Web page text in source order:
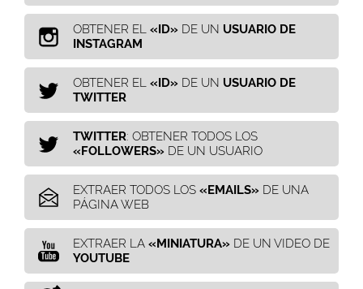
OBTENER EL «ID» DE UN USUARIO DE
INSTAGRAM
OBTENER EL «ID» DE UN USUARIO DE
TWITTER
TWITTER: OBTENER TODOS LOS
«FOLLOWERS» DE UN USUARIO
EXTRAER TODOS LOS «EMAILS» DE UNA
PÁGINA WEB
EXTRAER LA «MINIATURA» DE UN VIDEO DE
YOUTUBE